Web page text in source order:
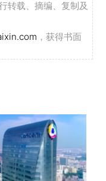
转载、摘编、复制及
，获得书面